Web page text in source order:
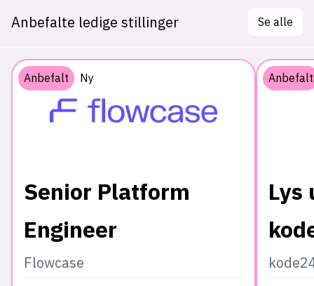
Anbefalte ledige stillinger Se alle
Anbefalt Ny
Senior Platform
Engineer
Flowcase
Anbefalt
Lys